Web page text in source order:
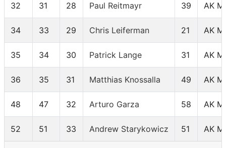
32 31 28 Paul Reitmayr 39 AK
34 33 29 Chris Leiferman 21 AK
35 34 30 Patrick Lange 31 AK
36 35 31 Matthias Knossalla 49 AK
48 47 32 Arturo Garza 58 AK
52 51 33 Andrew Starykowicz 51 AK